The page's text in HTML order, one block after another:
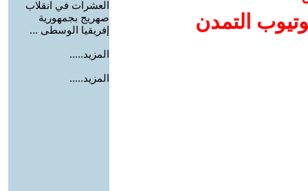
التمدن
العشرات في انقلاب
صهريج بجمهورية
إفريقيا الوسطى ...
المزيد.....
المزيد.....